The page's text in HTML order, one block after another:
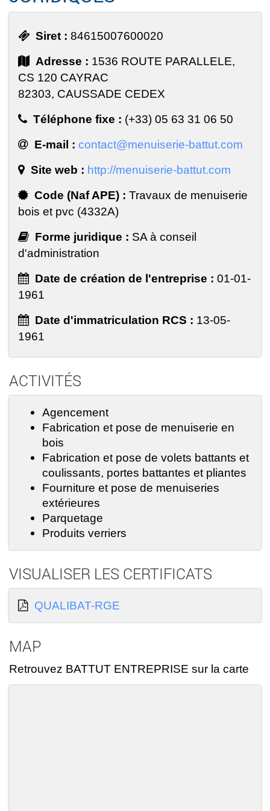
Siret : 84615007600020
Adresse : 1536 ROUTE PARALLELE,
CS 120 CAYRAC
82303, CAUSSADE CEDEX
Téléphone fixe : (+33) 05 63 31 06 50
E-mail : contact@menuiserie-battut.com
Site web : http://menuiserie-battut.com
Code (Naf APE) : Travaux de menuiserie
bois et pvc (4332A)
Forme juridique : SA à conseil
d'administration
Date de création de l'entreprise : 01-01-
1961
Date d'immatriculation RCS : 13-05-
1961
ACTIVITÉS
Agencement
Fabrication et pose de menuiserie en
bois
Fabrication et pose de volets battants et
coulissants, portes battantes et pliantes
Fourniture et pose de menuiseries
extérieures
Parquetage
Produits verriers
VISUALISER LES CERTIFICATS
QUALIBAT-RGE
MAP
Retrouvez BATTUT ENTREPRISE sur la carte